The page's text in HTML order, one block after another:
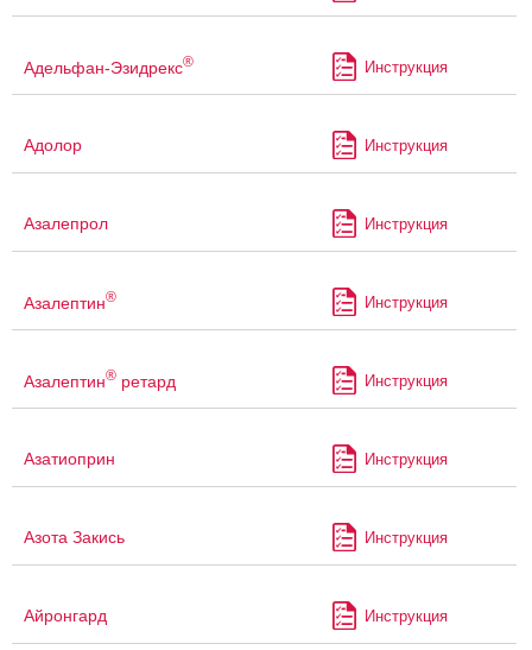
Адельфан-Эзидрекс® Инструкция
Адолор Инструкция
Азалепрол Инструкция
Азалептин® Инструкция
Азалептин® ретард Инструкция
Азатиоприн Инструкция
Азота Закись Инструкция
Айронгард Инструкция